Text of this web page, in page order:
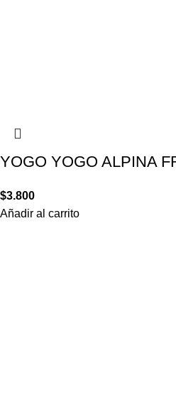
YOGO YOGO ALPINA
$3.800
Añadir al carrito